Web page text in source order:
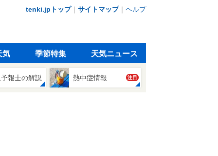
tenki.jpトップ｜ サイトマップ｜ ヘルプ
気 季節特集 天気ニュース
報士の解説 熱中症情報 注目